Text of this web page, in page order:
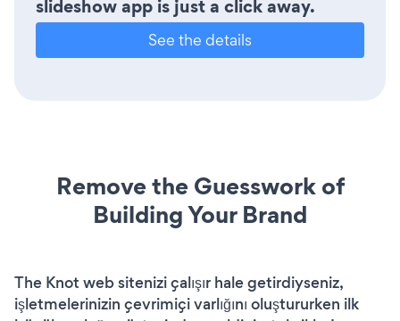
slideshow app is just a click away.
See the details
Remove the Guesswork of
Building Your Brand
The Knot web sitenizi çalışır hale getirdiyseniz,
işletmelerinizin çevrimiçi varlığını oluştururken ilk